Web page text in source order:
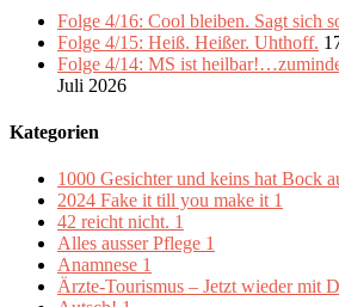
Folge 4/16: Cool bleiben. Sagt sich
Folge 4/15: Heiß. Heißer. Uhthoff.
Folge 4/14: MS ist
Juli 2026
Kategorien
1000 Gesichter und keins hat Bock
2024 Fake it till you make it 1
42 reicht nicht. 1
Alles ausser Pflege 1
Anamnese 1
Ärzte-Tourismus – Jetzt wieder mit